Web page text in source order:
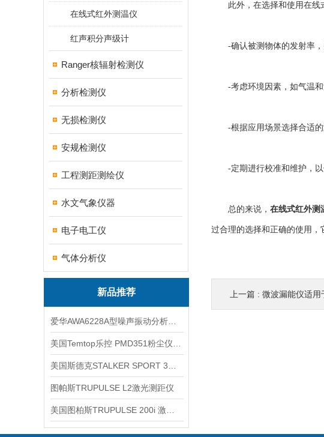
在线式红外测温仪
红声积分声级计
Ranger核辐射检测仪
分析检测仪
无损检测仪
安规检测仪
工程测距测绘仪
水文气象仪器
电子电工仪
气体分析仪
新品推荐
图帕斯TRUPULSE L2激光测距仪
此外，在选择和使用在线式
-确认被测物体的发射率，
-考虑环境因素，如气温和
-根据应用场景选择合适的
-定期进行校准和维护，以
总的来说， 在线式红外测
过合理的选择和正确的使用，
上一篇 : 微波漏能仪适用